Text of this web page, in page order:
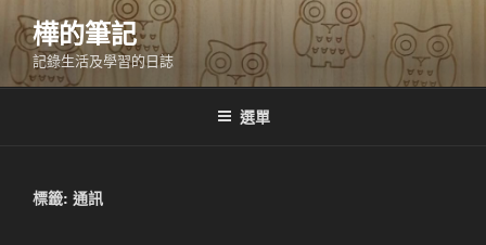
要
樺的筆記
記錄生活及學習的日誌
選單
標籤: 通訊